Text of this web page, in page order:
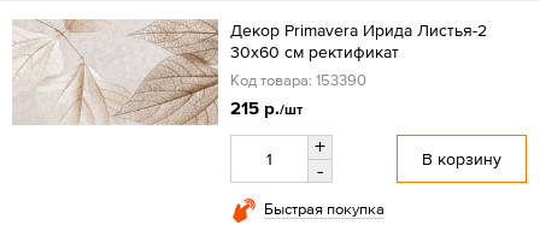
Декор Primavera Ирида Листья-2
30х60 см ректификат
Код товара: 153390
215 р./шт
+
-
В корзину
Быстрая покупка